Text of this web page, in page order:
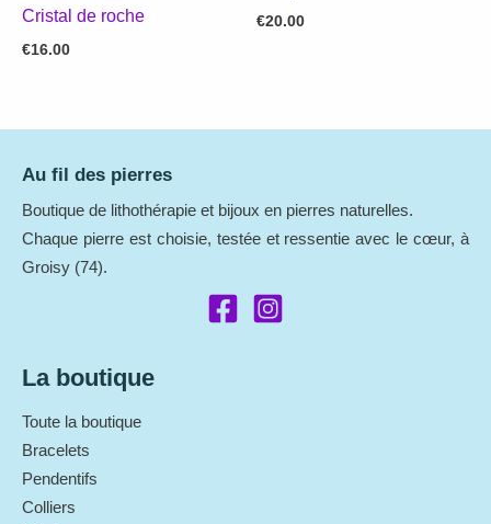
Cristal de roche
€16.00
€20.00
Au fil des pierres
Boutique de lithothérapie et bijoux en pierres naturelles.
Chaque pierre est choisie, testée et ressentie avec le cœur, à
Groisy (74).
La boutique
Toute la boutique
Bracelets
Pendentifs
Colliers